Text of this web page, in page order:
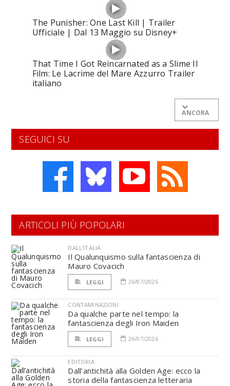
The Punisher: One Last Kill | Trailer
Ufficiale | Dal 13 Maggio su Disney+
That Time I Got Reincarnated as a Slime Il
Film: Le Lacrime del Mare Azzurro Trailer
italiano
ANCORA
SEGUICI SU
ARTICOLI PIÙ POPOLARI
DALL'ITALIA
Il Qualunquismo sulla fantascienza di
Mauro Covacich
LEGGI 26/07/2026
CONTAMINAZIONI
Da qualche parte nel tempo: la
fantascienza degli Iron Maiden
LEGGI 26/07/2026
EDITORIA
Dall’antichità alla Golden Age: ecco la
storia della fantascienza letteraria